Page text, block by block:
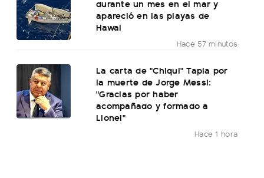
durante un mes en el mar y
apareció en las playas de
Hawai
Hace 57 minutos
La carta de "Chiqui" Tapia por
la muerte de Jorge Messi:
"Gracias por haber
acompañado y formado a
Lionel"
Hace 1 hora